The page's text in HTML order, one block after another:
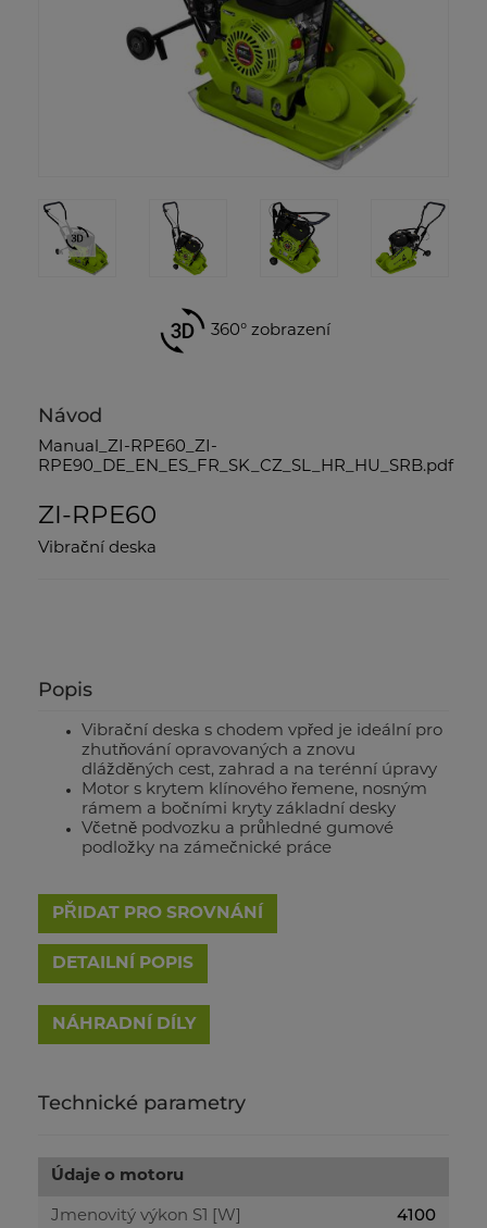
360° zobrazení
Návod
Manual_ZI-RPE60_ZI-
RPE90_DE_EN_ES_FR_SK_CZ_SL_HR_HU_SRB.pdf
ZI-RPE60
Vibrační deska
Popis
Vibrační deska s chodem vpřed je ideální pro
zhutňování opravovaných a znovu
dlážděných cest, zahrad a na terénní úpravy
Motor s krytem klínového řemene, nosným
rámem a bočními kryty základní desky
Včetně podvozku a průhledné gumové
podložky na zámečnické práce
PŘIDAT PRO SROVNÁNÍ
DETAILNÍ POPIS
Technické parametry
Údaje o motoru
Jmenovitý výkon S1 [W] 4100